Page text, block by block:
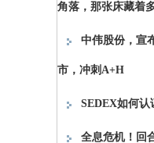
角落，那张床藏着
中伟股份，宣
市，冲刺A+H
SEDEX如何认
全息危机！回